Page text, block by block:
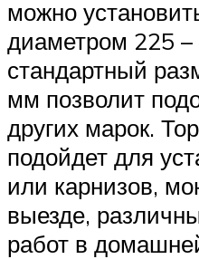
можно
диаметром 225
стандартный
мм позволит
других марок.
подойдет для
или карнизов,
выезде,
работ в